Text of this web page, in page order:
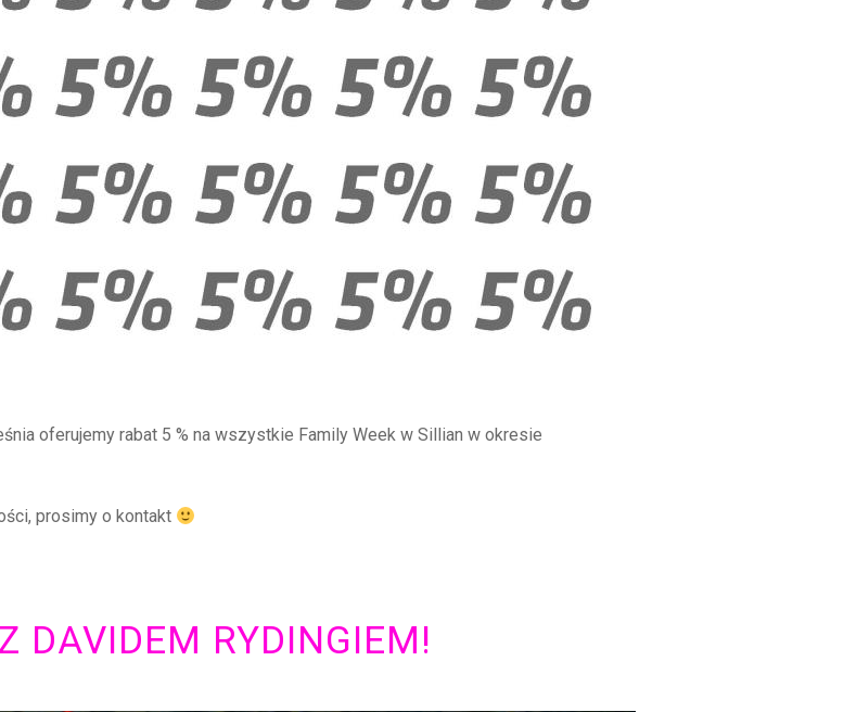
oferujemy rabat 5 % na wszystkie Family Week w Sillian w okresie
prosimy o kontakt
DAVIDEM RYDINGIEM!